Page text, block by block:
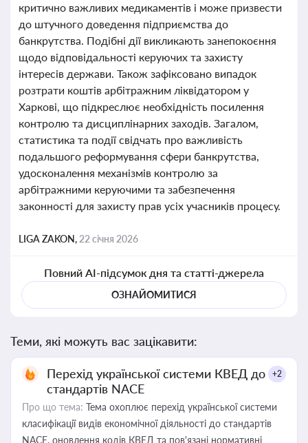
критично важливих медикаментів і може призвести
до штучного доведення підприємства до
банкрутства. Подібні дії викликають занепокоєння
щодо відповідальності керуючих та захисту
інтересів держави. Також зафіксовано випадок
розтрати коштів арбітражним ліквідатором у
Харкові, що підкреслює необхідність посилення
контролю та дисциплінарних заходів. Загалом,
статистика та події свідчать про важливість
подальшого реформування сфери банкрутства,
удосконалення механізмів контролю за
арбітражними керуючими та забезпечення
законності для захисту прав усіх учасників процесу.
LIGA ZAKON, 22 січня 2026
Повний AI-підсумок дня та статті-джерела
ОЗНАЙОМИТИСЯ
Теми, які можуть вас зацікавити:
Перехід української системи КВЕД до
стандартів NACE
+2
Про що тема: Тема охоплює перехід української системи
класифікації видів економічної діяльності до стандартів
NACE, оновлення кодів КВЕД та пов'язані нормативні